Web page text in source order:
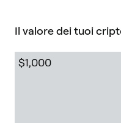
Il valore dei tuoi
$1,000,000 +
$30,000
$10,000
$1,000